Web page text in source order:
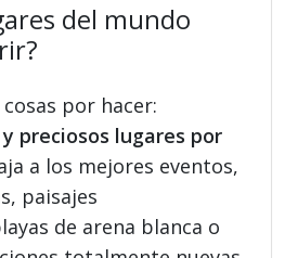
del mundo
por hacer:
y preciosos lugares por
a los mejores eventos,
paisajes
de arena blanca o